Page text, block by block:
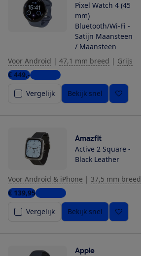
Pixel Watch 4 (45
mm)
Bluetooth/Wi-Fi -
Satijn Maansteen
/ Maansteen
Voor Android | 47,1 mm breed | Grijs
€ 449,-4 winkels
Vergelijk
Bekijk snel
Amazfit
Active 2 Square -
Black Leather
Voor Android & iPhone | 37,5 mm breed
€ 139,954 winkels
Vergelijk
Bekijk snel
Apple